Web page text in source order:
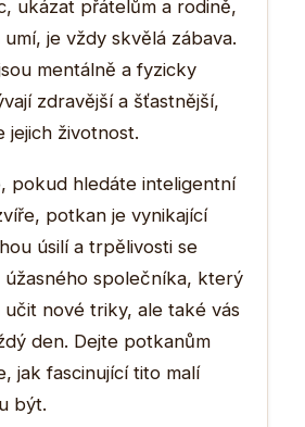
ukázat přátelům a rodině,
je vždy skvělá zábava.
mentálně a fyzicky
zdravější a šťastnější,
jejich životnost.
pokud hledáte inteligentní
potkan je vynikající
úsilí a trpělivosti se
společníka, který
nové triky, ale také vás
den. Dejte potkanům
jak fascinující tito malí
být.